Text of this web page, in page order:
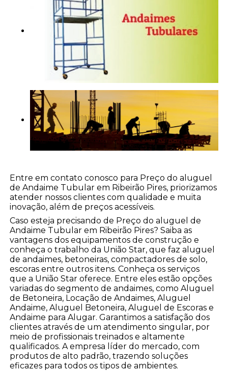
Entre em contato conosco para Preço do aluguel
de Andaime Tubular em Ribeirão Pires, priorizamos
atender nossos clientes com qualidade e muita
inovação, além de preços acessíveis.
Caso esteja precisando de Preço do aluguel de
Andaime Tubular em Ribeirão Pires? Saiba as
vantagens dos equipamentos de construção e
conheça o trabalho da União Star, que faz aluguel
de andaimes, betoneiras, compactadores de solo,
escoras entre outros itens. Conheça os serviços
que a União Star oferece. Entre eles estão opções
variadas do segmento de andaimes, como Aluguel
de Betoneira, Locação de Andaimes, Aluguel
Andaime, Aluguel Betoneira, Aluguel de Escoras e
Andaime para Alugar. Garantimos a satisfação dos
clientes através de um atendimento singular, por
meio de profissionais treinados e altamente
qualificados. A empresa líder do mercado, com
produtos de alto padrão, trazendo soluções
eficazes para todos os tipos de ambientes.